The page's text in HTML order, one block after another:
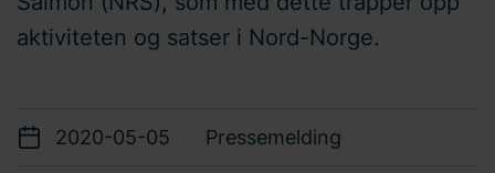
aktiviteten og satser i Nord-Norge.
2020-05-05 Pressemelding